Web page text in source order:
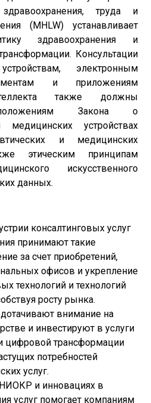
труда и
(MHLW) устанавливает
здравоохранения и
Консультации
электронным
и приложениям
также должны
положениям Закона о
медицинских устройствах
и медицинских
этическим принципам
искусственного
данных.
консалтинговых услуг
принимают такие
за счет приобретений,
офисов и укрепление
технологий и технологий
росту рынка.
внимание на
и инвестируют в услуги
цифровой трансформации
потребностей
услуг.
и инновациях в
услуг помогает компаниям